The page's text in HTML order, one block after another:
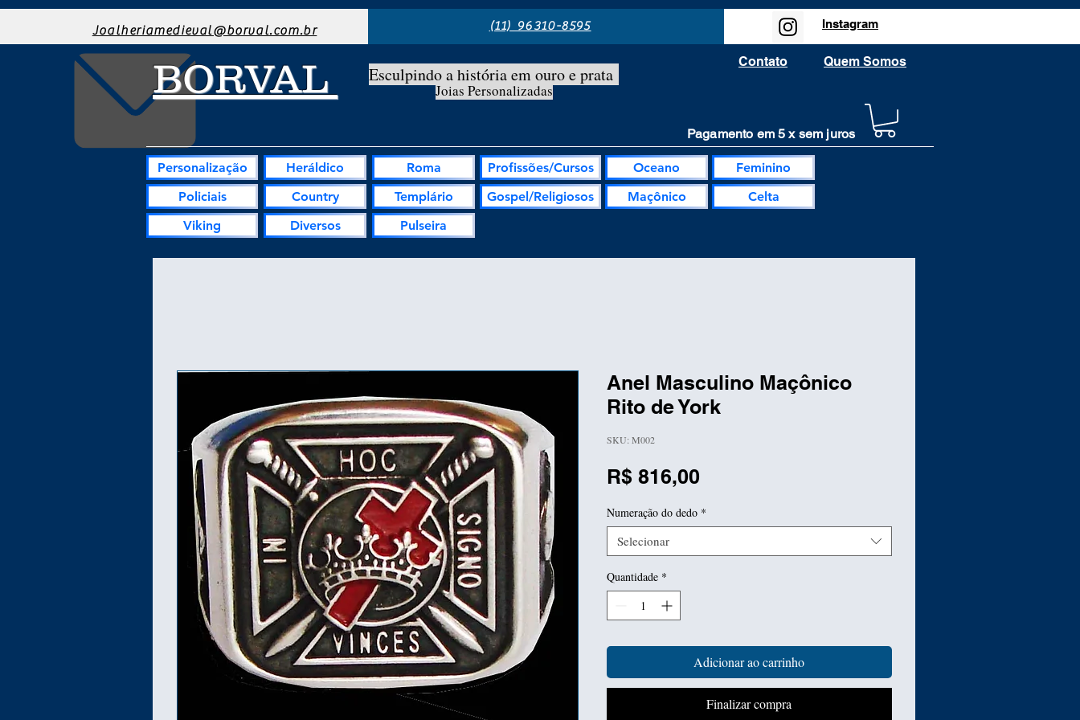
Joalheriamedieval@borval.com.br (11) 96310-8595 Instagram
BORVAL Esculpindo a história em ouro e prata
Joias Personalizadas
Contato Quem Somos
Pagamento em 5 x sem juros
Personalização
Policiais
Viking
Heráldico
Country
Diversos
Roma Profissões/Cursos Oceano
Feminino
Templário
Gospel/Religiosos Maçônico
Celta
Pulseira
Anel Masculino Maçônico
Rito de York
SKU: M002
R$ 816,00Preço
Numeração do dedo *
Selecionar
Quantidade *
Adicionar ao carrinho
Finalizar compra